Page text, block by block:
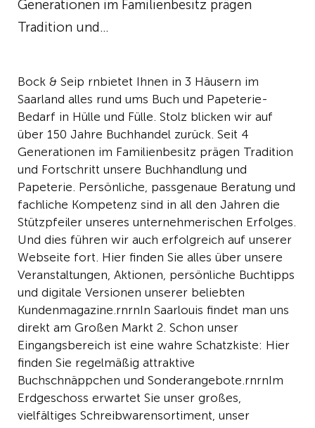
Generationen im Familienbesitz prägen
Tradition und…
Bock & Seip rnbietet Ihnen in 3 Häusern im
Saarland alles rund ums Buch und Papeterie-
Bedarf in Hülle und Fülle. Stolz blicken wir auf
über 150 Jahre Buchhandel zurück. Seit 4
Generationen im Familienbesitz prägen Tradition
und Fortschritt unsere Buchhandlung und
Papeterie. Persönliche, passgenaue Beratung und
fachliche Kompetenz sind in all den Jahren die
Stützpfeiler unseres unternehmerischen Erfolges.
Und dies führen wir auch erfolgreich auf unserer
Webseite fort. Hier finden Sie alles über unsere
Veranstaltungen, Aktionen, persönliche Buchtipps
und digitale Versionen unserer beliebten
Kundenmagazine.rnrnIn Saarlouis findet man uns
direkt am Großen Markt 2. Schon unser
Eingangsbereich ist eine wahre Schatzkiste: Hier
finden Sie regelmäßig attraktive
Buchschnäppchen und Sonderangebote.rnrnIm
Erdgeschoss erwartet Sie unser großes,
vielfältiges Schreibwarensortiment, unser